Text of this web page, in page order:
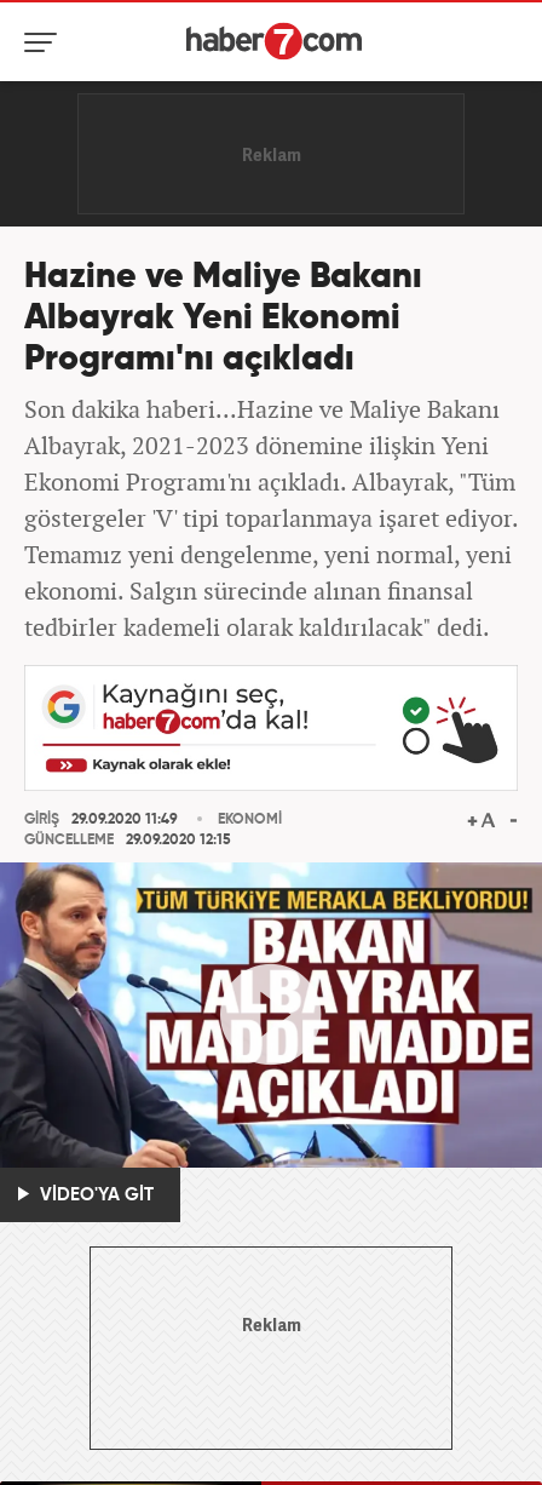
Hazine ve Maliye Bakanı
Albayrak Yeni Ekonomi
Programı'nı açıkladı
Son dakika haberi...Hazine ve Maliye Bakanı
Albayrak, 2021-2023 dönemine ilişkin Yeni
Ekonomi Programı'nı açıkladı. Albayrak, "Tüm
göstergeler 'V' tipi toparlanmaya işaret ediyor.
Temamız yeni dengelenme, yeni normal, yeni
ekonomi. Salgın sürecinde alınan finansal
tedbirler kademeli olarak kaldırılacak" dedi.
GİRİŞ
29.09.2020 11:49
GÜNCELLEME
29.09.2020 12:15
EKONOMİ
VİDEO'YA GİT